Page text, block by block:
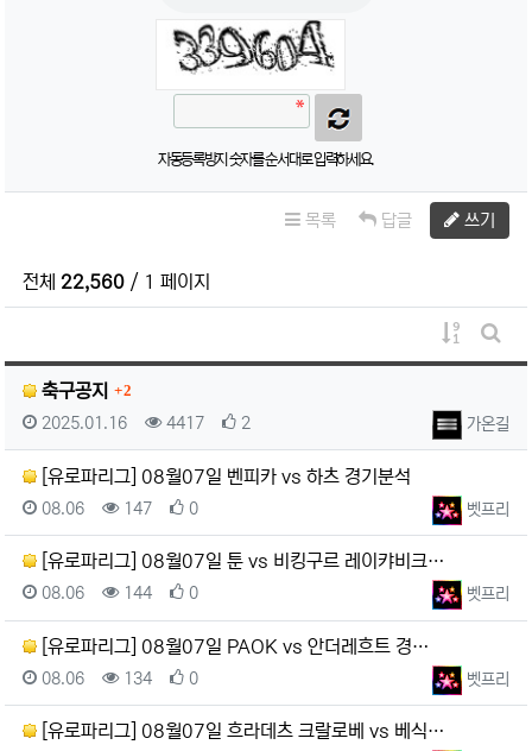
자동등록방지 숫자를 순서대로 입력하세요.
목록 답글 쓰기
전체 22,560/ 1 페이지
게시물
게시
축구공지 댓글
2
등록자가온길
등록일
2025.01.16 조회
4417 추천
2
[유로파리그] 08월07일 벤피카 vs 하츠 경기분석
등록자벳프리
등록일
08.06 조회
147 추천
0
[유로파리그] 08월07일 툰 vs 비킹구르 레이캬비크…
등록자벳프리
등록일
08.06 조회
144 추천
0
[유로파리그] 08월07일 PAOK vs 안더레흐트 경…
등록자벳프리
등록일
08.06 조회
134 추천
0
[유로파리그] 08월07일 흐라데츠 크랄로베 vs 베식…